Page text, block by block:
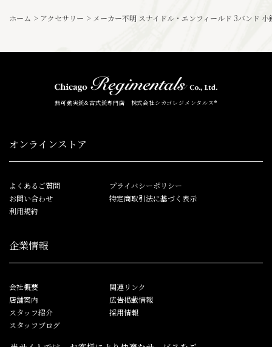
ホーム > アクセサリー > メーカー不明 スナイドル・エンフィールド 3バンド
無可動実銃&古式銃専門店 株式会社シカゴレジメンタルス®
オンラインストア
よくあるご質問
お問い合わせ
利用規約
プライバシーポリシー
特定商取引法に基づく表示
企業情報
会社概要
店舗案内
スタッフ紹介
スタッフブログ
関連リンク
広告掲載情報
採用情報